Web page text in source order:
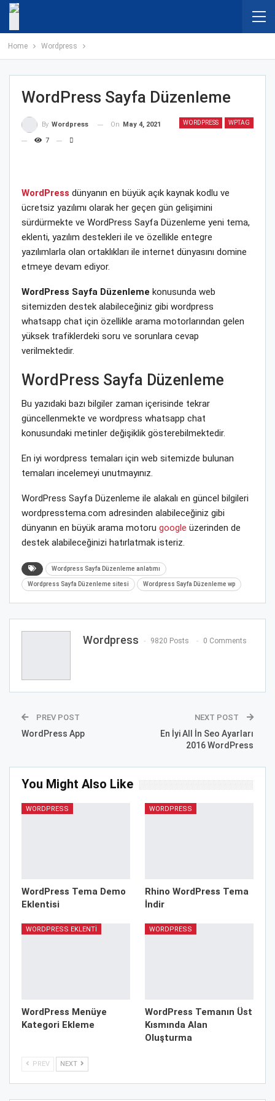
Home Wordpress
WordPress Sayfa Düzenleme
WORDPRESS WPTAG
By Wordpress On May 4, 2021
7
WordPress dünyanın en büyük açık kaynak kodlu ve
ücretsiz yazılımı olarak her geçen gün gelişimini
sürdürmekte ve WordPress Sayfa Düzenleme yeni tema,
eklenti, yazılım destekleri ile ve özellikle entegre
yazılımlarla olan ortaklıkları ile internet dünyasını domine
etmeye devam ediyor.
WordPress Sayfa Düzenleme konusunda web
sitemizden destek alabileceğiniz gibi wordpress
whatsapp chat için özellikle arama motorlarından gelen
yüksek trafiklerdeki soru ve sorunlara cevap
verilmektedir.
WordPress Sayfa Düzenleme
Bu yazıdaki bazı bilgiler zaman içerisinde tekrar
güncellenmekte ve wordpress whatsapp chat
konusundaki metinler değişiklik gösterebilmektedir.
En iyi wordpress temaları için web sitemizde bulunan
temaları incelemeyi unutmayınız.
WordPress Sayfa Düzenleme ile alakalı en güncel bilgileri
wordpresstema.com adresinden alabileceğiniz gibi
dünyanın en büyük arama motoru google üzerinden de
destek alabileceğinizi hatırlatmak isteriz.
Wordpress Sayfa Düzenleme anlatımı
Wordpress Sayfa Düzenleme sitesi Wordpress Sayfa Düzenleme wp
Wordpress 9820 Posts 0 Comments
PREV POST
WordPress App
NEXT POST
En İyi All İn Seo Ayarları
2016 WordPress
You Might Also Like
WORDPRESS
WordPress Tema Demo
Eklentisi
WORDPRESS
Rhino WordPress Tema
İndir
WORDPRESS EKLENTI
WordPress Menüye
Kategori Ekleme
WORDPRESS
WordPress Temanın Üst
Kısmında Alan
Oluşturma
PREV NEXT